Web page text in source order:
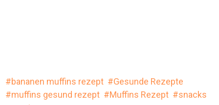
bananen muffins rezept
Gesunde Rezepte
muffins gesund rezept
Muffins Rezept
snacks